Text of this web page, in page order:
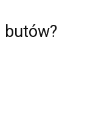
butów?